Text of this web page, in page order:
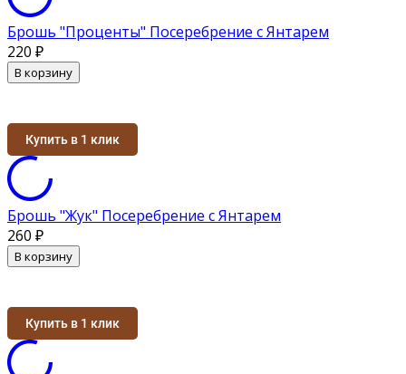
Брошь "Проценты" Посеребрение с Янтарем
220 ₽
В корзину
Купить в 1 клик
Брошь "Жук" Посеребрение с Янтарем
260 ₽
В корзину
Купить в 1 клик